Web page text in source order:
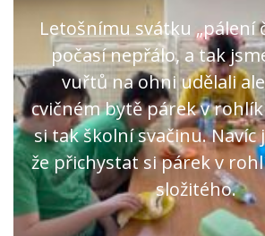
Letošnímu svátku „pálení
počasí nepřálo, a tak
vuřtů na ohni udělali
cvičném bytě párek v
si tak školní svačinu. Navíc
že přichystat si párek v
složitého.